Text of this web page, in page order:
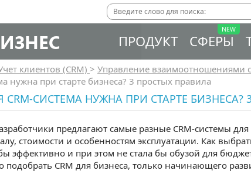
ПРОДУКТ СФЕРЫ
клиентов (CRM) > Управление взаимоотношениями
нужна при старте бизнеса? 3 простых правила
CRM-СИСТЕМА НУЖНА ПРИ СТАРТЕ
предлагают самые разные CRM-системы
стоимости и особенностям эксплуатации. Как
эффективно и при этом не стала бы обузой для
подобрать CRM для бизнеса, только начинающего